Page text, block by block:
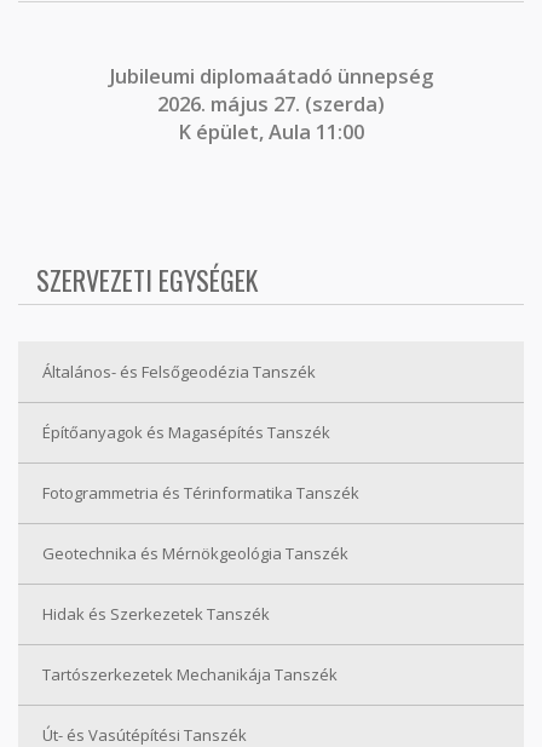
Jubileumi diplomaátadó ünnepség
2026. május 27. (szerda)
K épület, Aula 11:00
SZERVEZETI EGYSÉGEK
Általános- és Felsőgeodézia Tanszék
Építőanyagok és Magasépítés Tanszék
Fotogrammetria és Térinformatika Tanszék
Geotechnika és Mérnökgeológia Tanszék
Hidak és Szerkezetek Tanszék
Tartószerkezetek Mechanikája Tanszék
Út- és Vasútépítési Tanszék